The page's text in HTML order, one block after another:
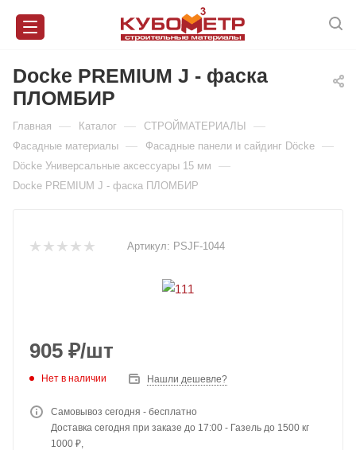
Docke PREMIUM J - фаска
ПЛОМБИР
Главная — Каталог — СТРОЙМАТЕРИАЛЫ —
Фасадные материалы — Фасадные панели и сайдинг Döcke —
Döcke Универсальные аксессуары 15 мм —
Docke PREMIUM J - фаска ПЛОМБИР
Артикул: PSJF-1044
905 ₽/шт
Нет в наличии Нашли дешевле?
Самовывоз сегодня - бесплатно
Доставка сегодня при заказе до 17:00 - Газель до 1500 кг
1000 ₽,